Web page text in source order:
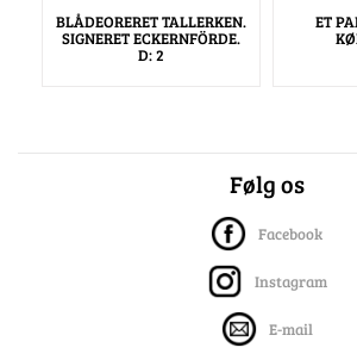
BLÅDEORERET TALLERKEN.
SIGNERET ECKERNFÖRDE.
D: 2
ET
Følg os
Facebook
Instagram
E-mail